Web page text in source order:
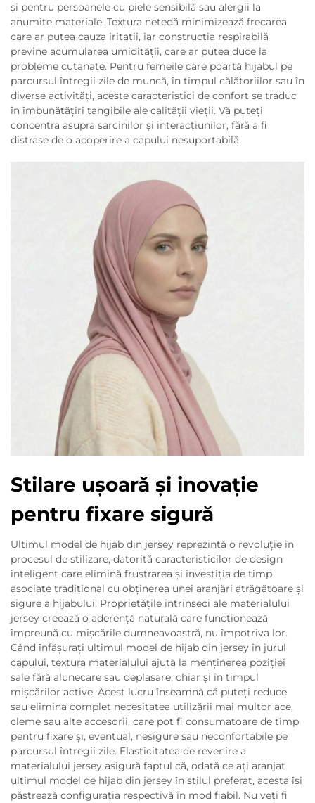
și pentru persoanele cu piele sensibilă sau alergii la
anumite materiale. Textura netedă minimizează frecarea
care ar putea cauza iritații, iar construcția respirabilă
previne acumularea umidității, care ar putea duce la
probleme cutanate. Pentru femeile care poartă hijabul pe
parcursul întregii zile de muncă, în timpul călătoriilor sau în
diverse activități, aceste caracteristici de confort se traduc
în îmbunătățiri tangibile ale calității vieții. Vă puteți
concentra asupra sarcinilor și interacțiunilor, fără a fi
distrase de o acoperire a capului nesuportabilă.
Stilare ușoară și inovație
pentru fixare sigură
Ultimul model de hijab din jersey reprezintă o revoluție în
procesul de stilizare, datorită caracteristicilor de design
inteligent care elimină frustrarea și investiția de timp
asociate tradițional cu obținerea unei aranjări atrăgătoare și
sigure a hijabului. Proprietățile intrinseci ale materialului
jersey creează o aderență naturală care funcționează
împreună cu mișcările dumneavoastră, nu împotriva lor.
Când înfășurați ultimul model de hijab din jersey în jurul
capului, textura materialului ajută la menținerea poziției
sale fără alunecare sau deplasare, chiar și în timpul
mișcărilor active. Acest lucru înseamnă că puteți reduce
sau elimina complet necesitatea utilizării mai multor ace,
cleme sau alte accesorii, care pot fi consumatoare de timp
pentru fixare și, eventual, nesigure sau neconfortabile pe
parcursul întregii zile. Elasticitatea de revenire a
materialului jersey asigură faptul că, odată ce ați aranjat
ultimul model de hijab din jersey în stilul preferat, acesta își
păstrează configurația respectivă în mod fiabil. Nu veți fi